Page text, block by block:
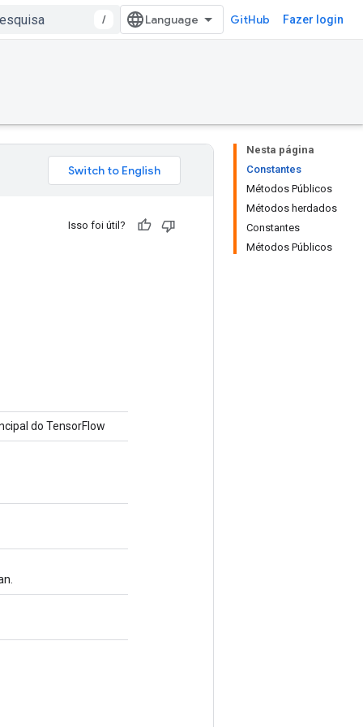
/ GitHub Fazer login
Nesta página
Constantes
Métodos Públicos
Métodos herdados
Constantes
Métodos Públicos
Isso foi útil?
do TensorFlow